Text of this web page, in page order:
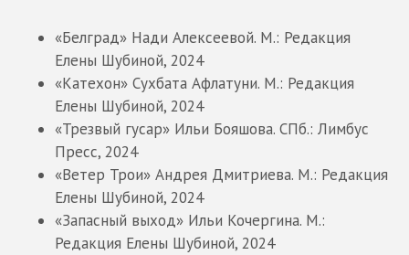
«Белград» Нади Алексеевой. М.: Редакция
Елены Шубиной, 2024
«Катехон» Сухбата Афлатуни. М.: Редакция
Елены Шубиной, 2024
«Трезвый гусар» Ильи Бояшова. СПб.: Лимбус
Пресс, 2024
«Ветер Трои» Андрея Дмитриева. М.: Редакция
Елены Шубиной, 2024
«Запасный выход» Ильи Кочергина. М.:
Редакция Елены Шубиной, 2024